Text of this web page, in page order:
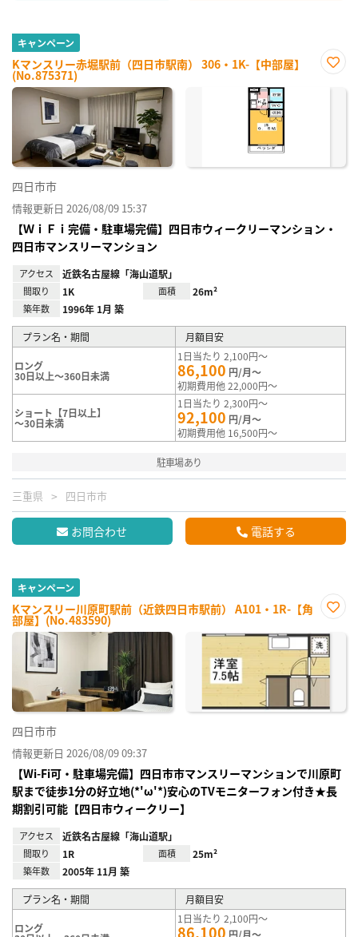
キャンペーン
Kマンスリー赤堀駅前（四日市駅南） 306・1K-【中部屋】
(No.875371)
に入
四日市市
情報更新日 2026/08/09 15:37
【ＷｉＦｉ完備・駐車場完備】四日市ウィークリーマンション・
四日市マンスリーマンション
アクセス 近鉄名古屋線「海山道駅」
間取り 1K 面積 26m²
築年数 1996年 1月 築
プラン名・期間 月額目安
ロング
30日以上～360日未満
1日当たり 2,100円～
86,100 円/月～
初期費用他 22,000円～
ショート【7日以上】
～30日未満
1日当たり 2,300円～
92,100 円/月～
初期費用他 16,500円～
駐車場あり
三重県 四日市市
お問合わせ 電話する
キャンペーン
Kマンスリー川原町駅前（近鉄四日市駅前） A101・1R-【角
部屋】(No.483590)
に入
り登
録
四日市市
情報更新日 2026/08/09 09:37
【Wi-Fi可・駐車場完備】四日市市マンスリーマンションで川原町
駅まで徒歩1分の好立地(*'ω'*)安心のTVモニターフォン付き★長
期割引可能【四日市ウィークリー】
アクセス 近鉄名古屋線「海山道駅」
間取り 1R 面積 25m²
築年数 2005年 11月 築
プラン名・期間 月額目安
ロング
1日当たり 2,100円～
86,100 円/月～